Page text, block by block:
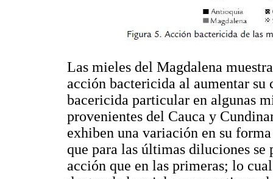
Las mieles del Magdalena
acción bactericida al aumentar su
bacericida particular en algunas
provenientes del Cauca y
exhiben una variación en su
que para las últimas diluciones se
acción que en las primeras; lo